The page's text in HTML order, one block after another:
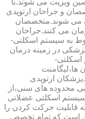
و جراحان ارتوپدی
می شوند.متخصصان
می کنند.جراحان
به سیستم اسکلتی-
در زمینه درمان
ها،لیگامنت
ارتوپدی
محدوده های سنی،از
اسکلتی عضلانی
قابلیت حرکت کردن را
است که تمام تخصص